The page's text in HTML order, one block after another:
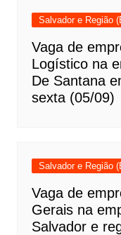
Salvador e Região
Vaga de
Logístico na
De Santana
sexta (05/09)
Salvador e Região
Vaga de
Gerais na
Salvador e